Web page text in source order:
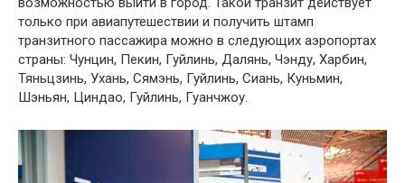
только при авиапутешествии и получить штамп
транзитного пассажира можно в следующих аэропортах
страны: Чунцин, Пекин, Гуйлинь, Далянь, Чэнду, Харбин,
Тяньцзинь, Ухань, Сямэнь, Гуйлинь, Сиань, Куньмин,
Шэньян, Циндао, Гуйлинь, Гуанчжоу.